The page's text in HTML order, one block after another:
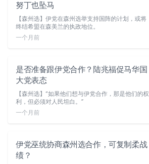
努丁也坠马
【森州选】伊党在森州选举支持国阵的计划，或将
终结希盟在森美兰的执政地位。
一个月前
是否准备跟伊党合作？陆兆福促马华国
大党表态
【森州选】“如果他们想与伊党合作，那是他们的权
利，但必须对人民坦白。”
一个月前
伊党巫统协商森州选合作，可复制柔战
绩？